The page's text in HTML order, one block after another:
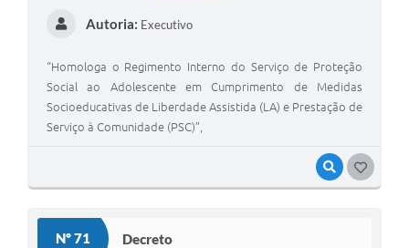
VISUALIZAR
Autoria: Executivo
“Homologa o Regimento Interno do Serviço de Proteção
Social ao Adolescente em Cumprimento de Medidas
Socioeducativas de Liberdade Assistida (LA) e Prestação de
Serviço à Comunidade (PSC)”,
Nº 71 Decreto